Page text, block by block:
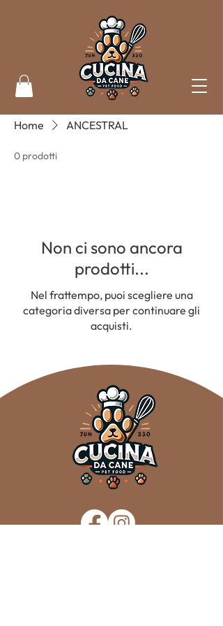
Home ANCESTRAL
0 prodotti
Non ci sono ancora
prodotti...
Nel frattempo, puoi scegliere una
categoria diversa per continuare gli
acquisti.